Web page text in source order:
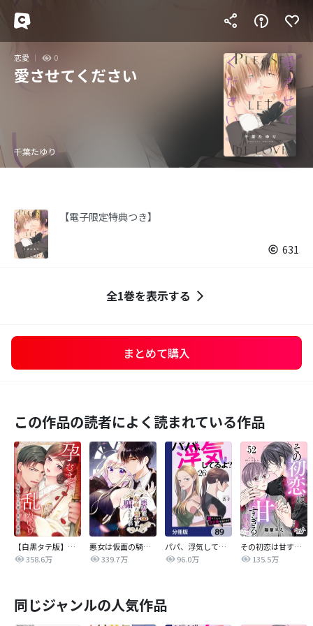
恋愛 0
愛させてください
千葉たゆり
【電子限定特典つき】
631
全1巻を表示する
まとめて購入
この作品の読者によく読まれている作品
【白黒タテ版】孕むまで乱れいけ～身代わり花嫁と軍服の猛愛
358.6万
悪女は仮面の騎士に騙されない
339.7万
パパ、浮気してるよ？娘と二人でクズ夫を捨てます【分冊版】
96.0万
その初恋は甘すぎる～恋愛処女には刺激が強い～
135.5万
同じジャンルの人気作品